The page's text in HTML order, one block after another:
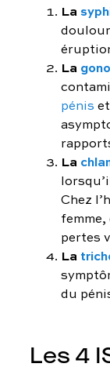
La
La
pénis
La
Chez
pertes
La
du
Les 4